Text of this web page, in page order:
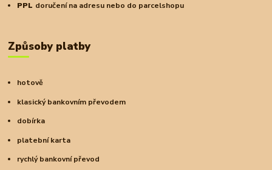
PPL doručení na adresu nebo do parcelshopu
Způsoby platby
hotově
klasický bankovním převodem
dobírka
platební karta
rychlý bankovní převod